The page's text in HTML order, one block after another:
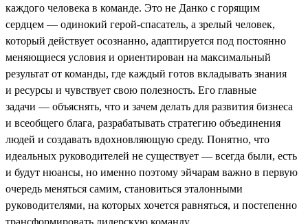
каждого человека в команде. Это не Данко с горящим
сердцем — одинокий герой-спасатель, а зрелый человек,
который действует осознанно, адаптируется под постоянно
меняющиеся условия и ориентирован на максимальный
результат от команды, где каждый готов вкладывать знания
и ресурсы и чувствует свою полезность. Его главные
задачи — объяснять, что и зачем делать для развития бизнеса
и всеобщего блага, разрабатывать стратегию объединения
людей и создавать вдохновляющую среду. Понятно, что
идеальных руководителей не существует — всегда были, есть
и будут нюансы, но именно поэтому эйчарам важно в первую
очередь меняться самим, становиться эталонными
руководителями, на которых хочется равняться, и постепенно
трансформировать лидерскую команду.